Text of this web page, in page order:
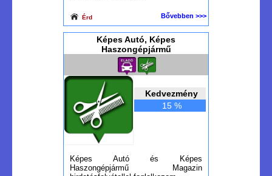
Érd Bővebben >>>
Képes Autó, Képes
Haszongépjármű
Kedvezmény
15 %
Képes Autó és Képes
Haszongépjármű Magazin